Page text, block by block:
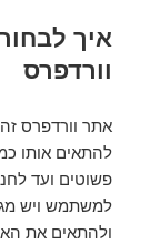
איך
וורדפרס
אתר וורדפרס
להתאים אותו
פשוטים ועד
למשתמש ויש
ולהתאים את